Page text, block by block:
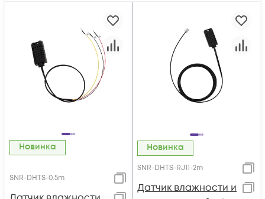
Новинка
SNR-DHTS-0.5m
Новинка
SNR-DHTS-RJ11-2m
Датчик влажности и